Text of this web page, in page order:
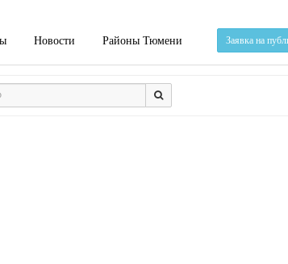
Новости Районы Тюмени Заявка на